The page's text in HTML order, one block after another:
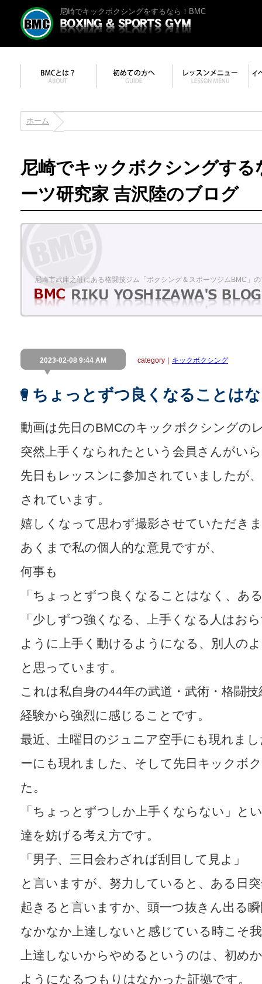
尼崎でキックボクシングをするなら！BMC
ホーム
尼崎でキックボクシングす
ーツ研究家 吉沢陸のブログ
尼崎市武庫之荘にある格闘技ジム「ボクシング＆スポーツジムBMC」
2023-02-08 9:44 AM category｜ キックボクシング
ちょっとずつ良くなることは
動画は先日のBMCのキックボクシングの
突然上手くなられたという会員さんがい
先日もレッスンに参加されていましたが
されています。
嬉しくなって思わず撮影させていただき
あくまで私の個人的な意見ですが、
何事も
「ちょっとずつ良くなることはなく、あ
「少しずつ強くなる、上手くなる人はお
ように上手く動けるようになる、別人の
と思っています。
これは私自身の44年の武道・武術・格闘
経験から強烈に感じることです。
最近、土曜日のジュニア空手にも現れま
ーにも現れました、そして先日キックボ
た。
「ちょっとずつしか上手くならない」と
達を妨げる考え方です。
「男子、三日会わざれば刮目して見よ」
と言いますが、努力していると、ある日
起きると言いますか、頭一つ抜きん出る
なかなか上達しないと感じている時こそ
上達しないからやめるというのは、初め
ようになるつもりはなかった証拠です。